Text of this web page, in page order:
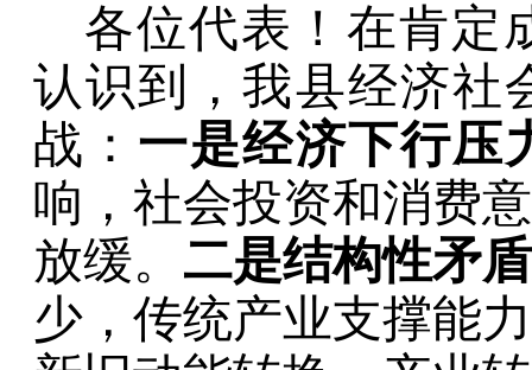
各位代表！在肯定
认识到，我县经济社
战： 一是经济下行压
响，社会投资和消费
放缓。 二是结构性矛
少，传统产业支撑能